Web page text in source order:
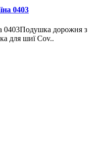
0403
0403Подушка дорожня з
для шиї Cov..